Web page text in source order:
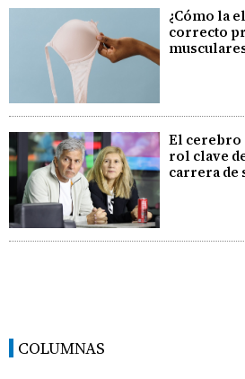
¿Cómo la
correcto
El cerebro
rol clave
carrera de
COLUMNAS